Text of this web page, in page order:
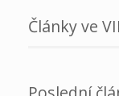
Články ve